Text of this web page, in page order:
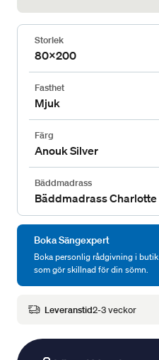
Storlek
80x200
Fasthet
Mjuk
Färg
Anouk Silver
Bäddmadrass
Bäddmadrass Charlotte
Boka Sängexpert
Boka personlig rådgivning i
som gör skillnad för din sömn.
Leveranstid2-3 veckor